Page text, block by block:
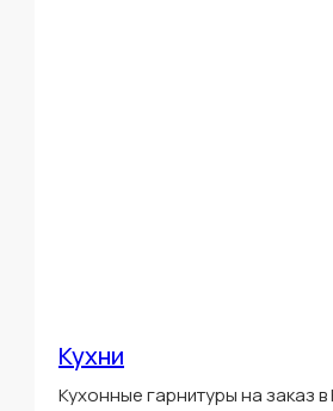
Кухни
Кухонные гарнитуры на заказ